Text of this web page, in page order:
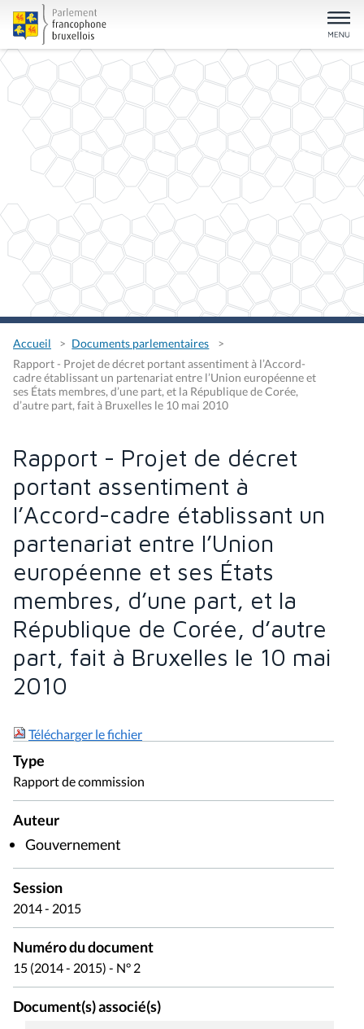
Accueil
Documents parlementaires
Rapport - Projet de décret portant assentiment à l’Accord-
cadre établissant un partenariat entre l’Union européenne et
ses États membres, d’une part, et la République de Corée,
d’autre part, fait à Bruxelles le 10 mai 2010
Rapport - Projet de décret
portant assentiment à
l’Accord-cadre établissant un
partenariat entre l’Union
européenne et ses États
membres, d’une part, et la
République de Corée, d’autre
part, fait à Bruxelles le 10 mai
2010
Télécharger le fichier
Type
Rapport de commission
Auteur
Gouvernement
Session
2014 - 2015
Numéro du document
15 (2014 - 2015) - N° 2
Document(s) associé(s)